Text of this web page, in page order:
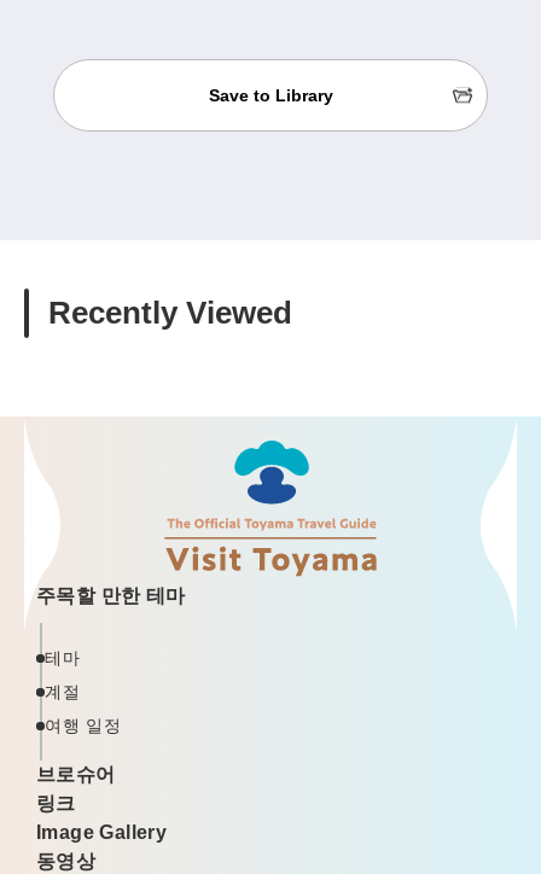
Save to Library
Recently Viewed
주목할 만한 테마
테마
계절
여행 일정
브로슈어
링크
Image Gallery
동영상